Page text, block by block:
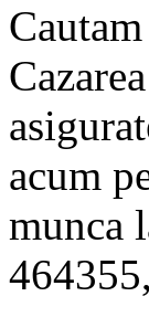
acum
munca